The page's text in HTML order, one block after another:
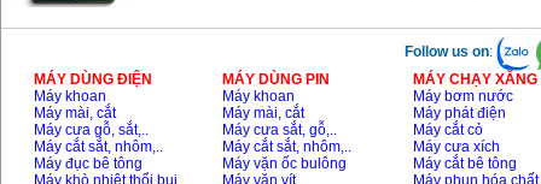
Follow us on:
MÁY DÙNG ĐIỆN
Máy khoan
Máy mài, cắt
Máy cưa gỗ, sắt,..
Máy cắt sắt, nhôm,..
Máy đục bê tông
Máy khò nhiệt thổi bụi
MÁY DÙNG PIN
Máy khoan
Máy mài, cắt
Máy cưa sắt, gỗ,..
Máy cắt sắt, nhôm,..
Máy vặn ốc bulông
Máy vặn vít
MÁY CHẠY
Máy bơm nước
Máy phát điện
Máy cắt cỏ
Máy cưa xích
Máy cắt bê tông
Máy phun hóa chất